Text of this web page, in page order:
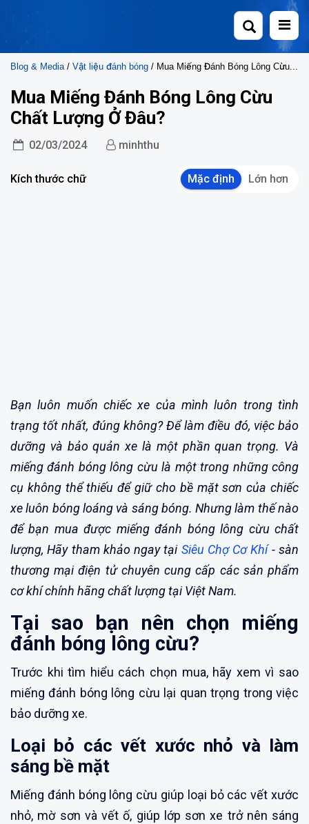
Blog & Media / Vật liệu đánh bóng / Mua Miếng Đánh Bóng Lông Cừu Chất Lượng Ở Đâu?
Mua Miếng Đánh Bóng Lông Cừu
Chất Lượng Ở Đâu?
02/03/2024 minhthu
Kích thước chữ Mặc định Lớn hơn
Bạn luôn muốn chiếc xe của mình luôn trong tình
trạng tốt nhất, đúng không? Để làm điều đó, việc bảo
dưỡng và bảo quản xe là một phần quan trọng. Và
miếng đánh bóng lông cừu là một trong những công
cụ không thể thiếu để giữ cho bề mặt sơn của chiếc
xe luôn bóng loáng và sáng bóng. Nhưng làm thế nào
để bạn mua được miếng đánh bóng lông cừu chất
lượng, Hãy tham khảo ngay tại Siêu Chợ Cơ Khí- sàn
thương mại điện tử chuyên cung cấp các sản phẩm
cơ khí chính hãng chất lượng tại Việt Nam.
Tại sao bạn nên chọn miếng
đánh bóng lông cừu?
Trước khi tìm hiểu cách chọn mua, hãy xem vì sao
miếng đánh bóng lông cừu lại quan trọng trong việc
bảo dưỡng xe.
Loại bỏ các vết xước nhỏ và làm
sáng bề mặt
Miếng đánh bóng lông cừu giúp loại bỏ các vết xước
nhỏ, mờ sơn và vết ố, giúp lớp sơn xe trở nên sáng